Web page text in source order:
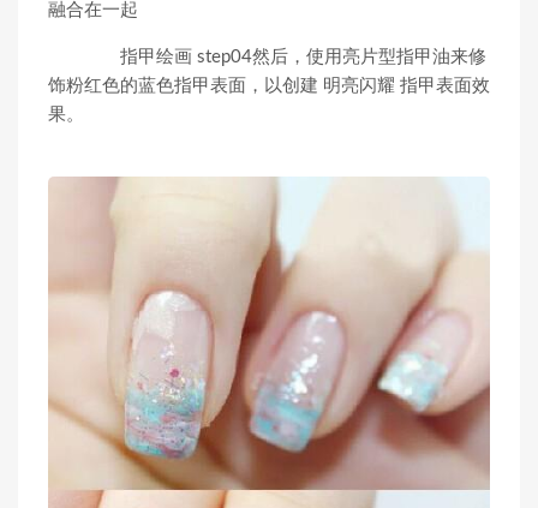
融合在一起
指甲绘画 step04然后，使用亮片型指甲油来修
饰粉红色的蓝色指甲表面，以创建 明亮闪耀 指甲表面效
果。